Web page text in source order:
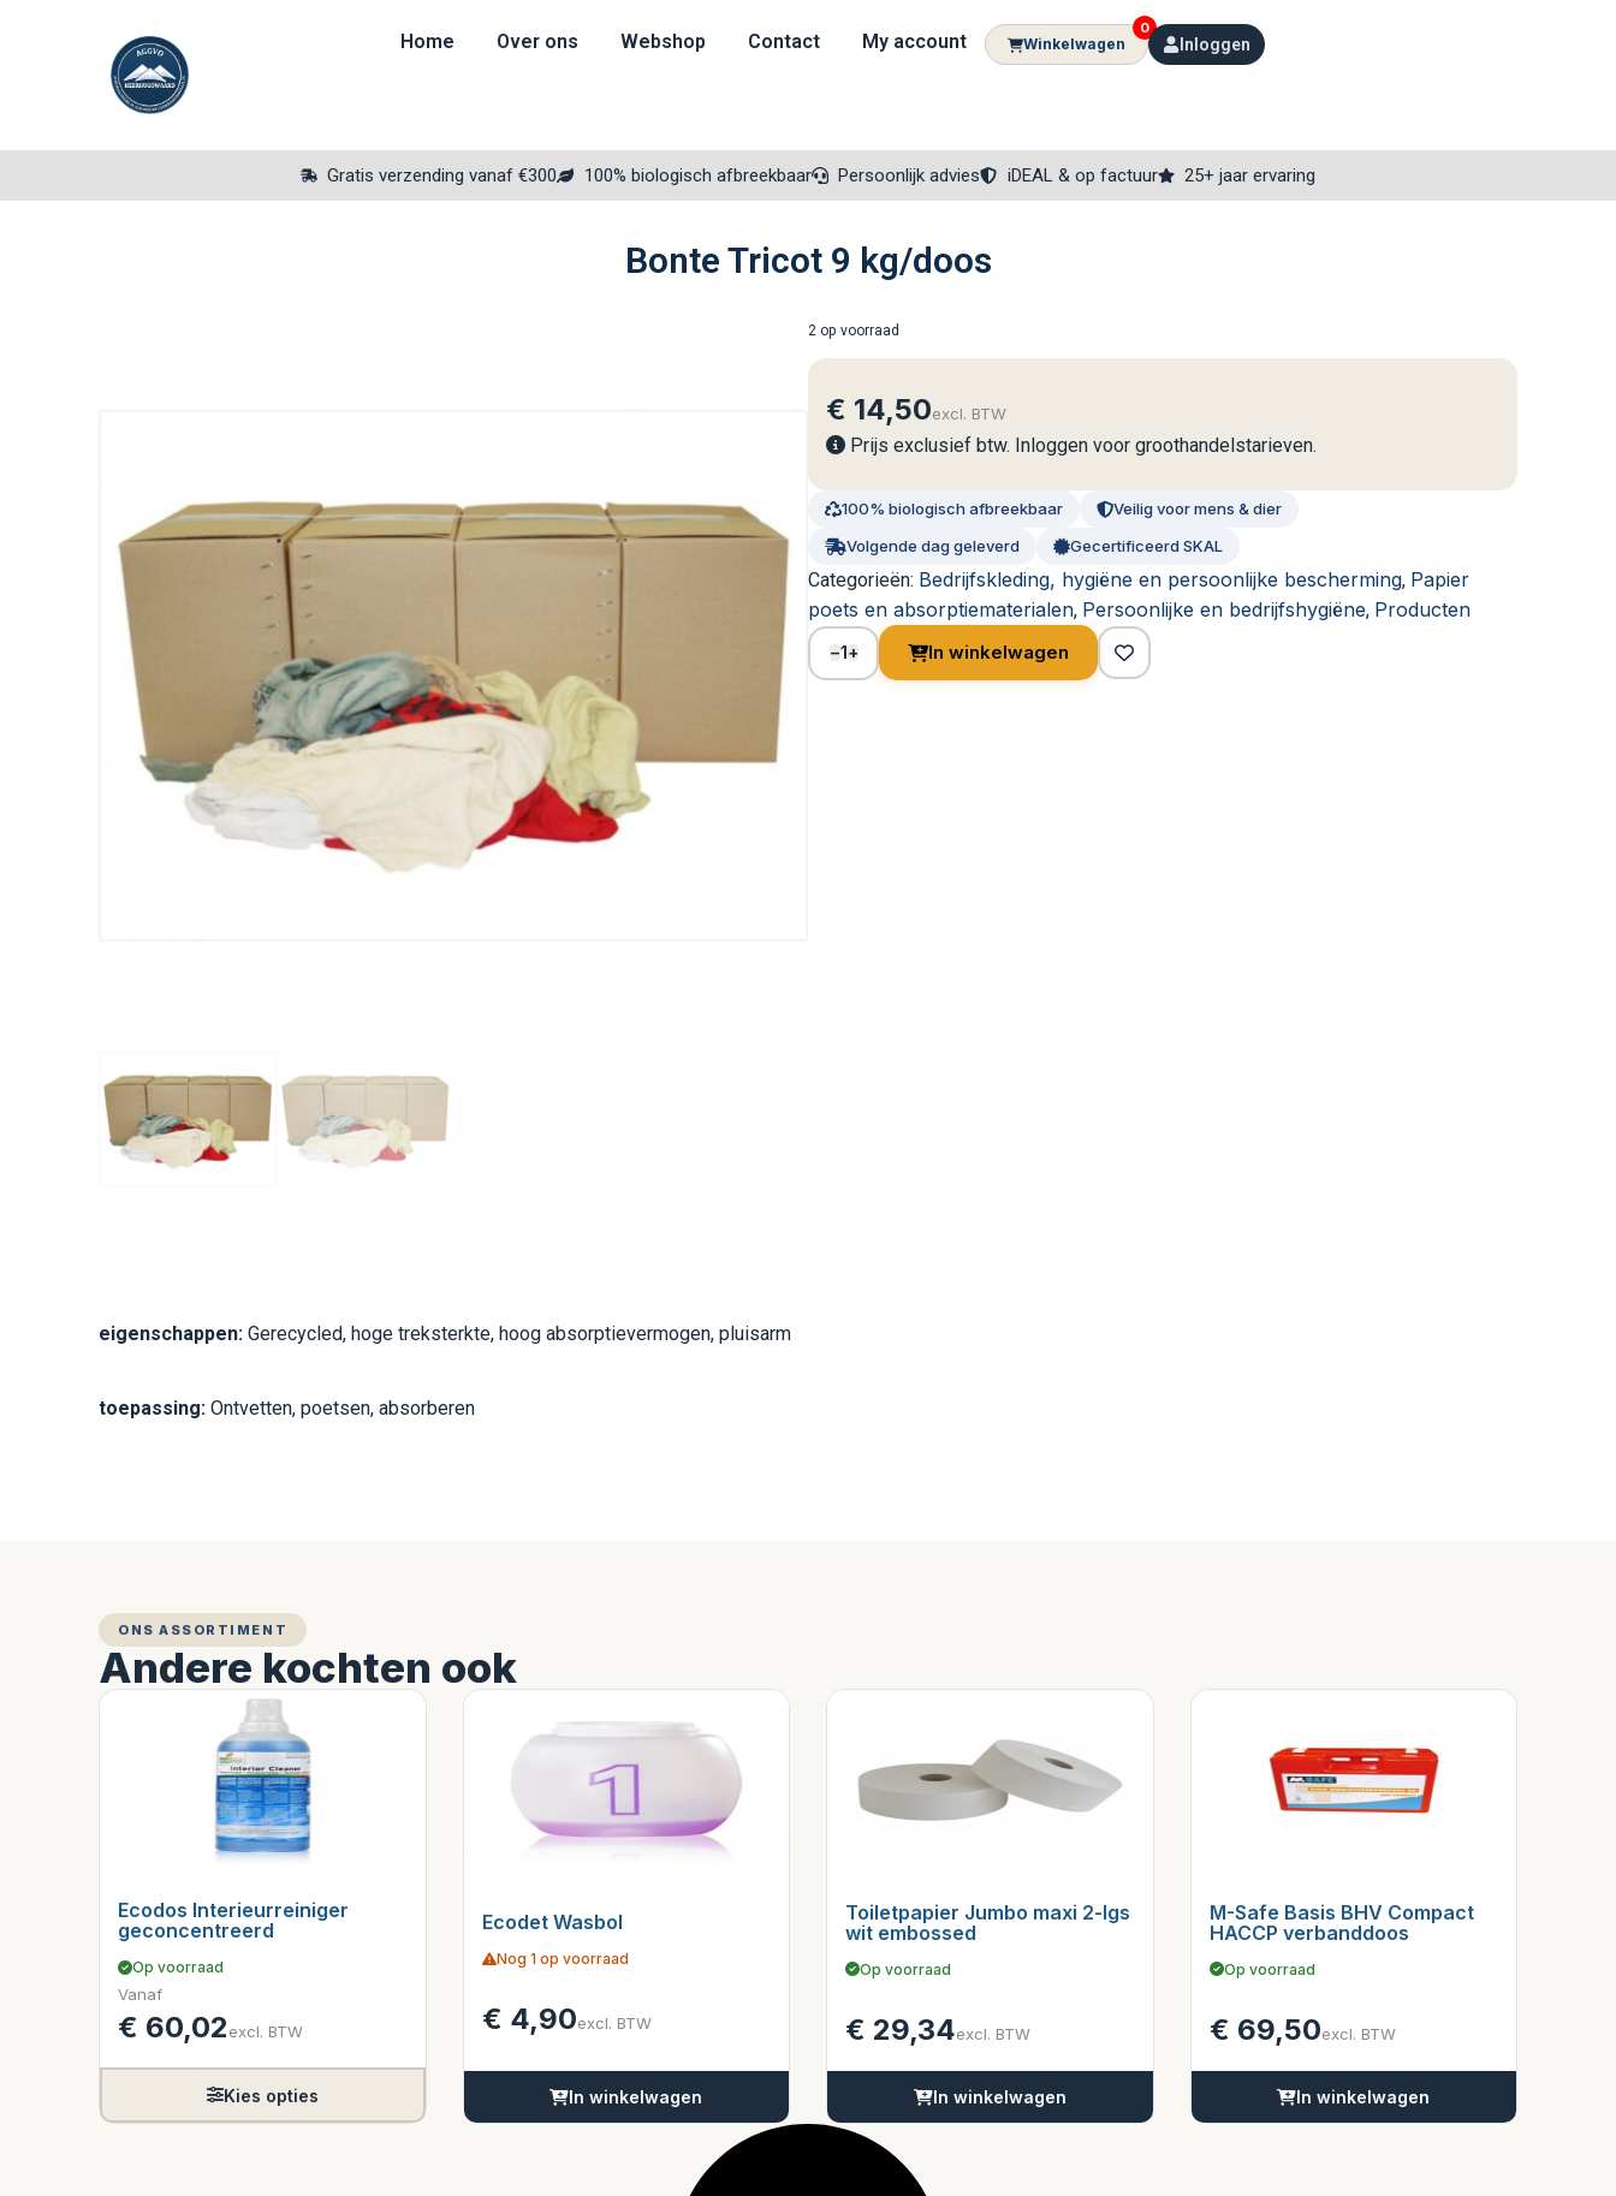
Home Over ons Webshop Contact My account Winkelwagen
0
Inloggen
Gratis verzending vanaf €300 100% biologisch afbreekbaar Persoonlijk advies iDEAL & op factuur 25+ jaar ervaring
Bonte Tricot 9 kg/doos
2 op voorraad
€ 14,50excl. BTW
Prijs exclusief btw. Inloggen voor groothandelstarieven.
100% biologisch afbreekbaar
Veilig voor mens & dier
Volgende dag geleverd
Gecertificeerd SKAL
Categorieën: Bedrijfskleding, hygiëne en persoonlijke bescherming, Papier
poets en absorptiematerialen, Persoonlijke en bedrijfshygiëne, Producten
−1+ In winkelwagen
eigenschappen: Gerecycled, hoge treksterkte, hoog absorptievermogen, pluisarm
toepassing: Ontvetten, poetsen, absorberen
ONS ASSORTIMENT
Andere kochten ook
Ecodos Interieurreiniger
geconcentreerd
Op voorraad
Vanaf
€ 60,02excl. BTW
Kies opties
Ecodet Wasbol
Nog 1 op voorraad
€ 4,90excl. BTW
In winkelwagen
Toiletpapier Jumbo maxi 2-lgs
wit embossed
Op voorraad
€ 29,34excl. BTW
In winkelwagen
M-Safe Basis BHV Compact
HACCP verbanddoos
Op voorraad
€ 69,50excl. BTW
In winkelwagen